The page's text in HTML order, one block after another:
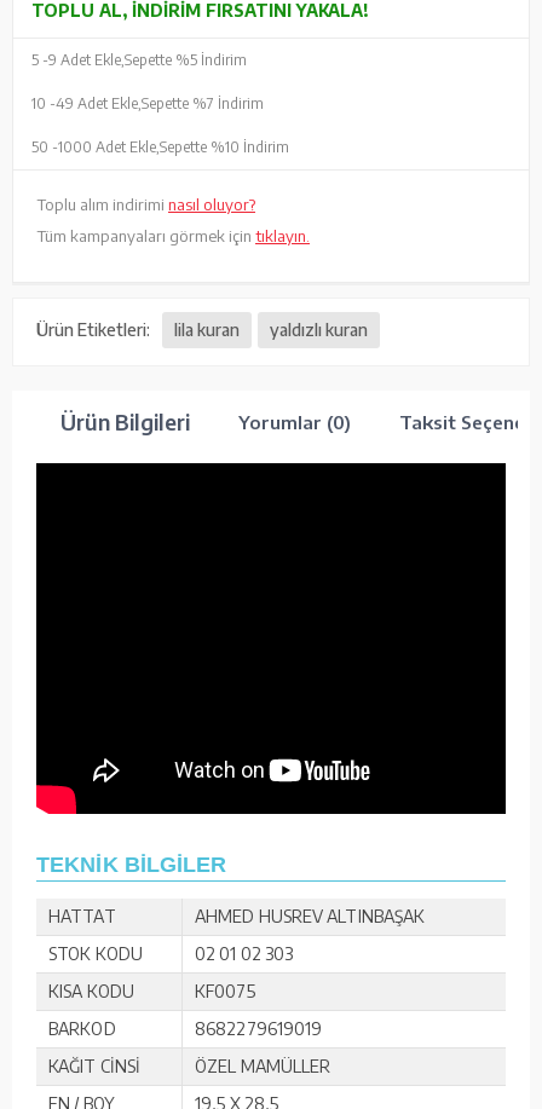
TOPLU AL, İNDIRIM FIRSATINI YAKALA!
5 -9 Adet Ekle, Sepette %5 İndirim
10 -49 Adet Ekle, Sepette %7 İndirim
50 -1000 Adet Ekle, Sepette %10 İndirim
Toplu alım indirimi nasıl oluyor?
Tüm kampanyaları görmek için tıklayın.
Ürün Etiketleri: lila kuran yaldızlı kuran
Ürün Bilgileri Yorumlar (0) Taksit
TEKNİK BİLGİLER
HATTAT
AHMED HUSREV ALTINBAŞAK
STOK KODU
02 01 02 303
KISA KODU
KF0075
BARKOD
8682279619019
KAĞIT CİNSİ
ÖZEL MAMÜLLER
EN / BOY
19,5 X 28,5